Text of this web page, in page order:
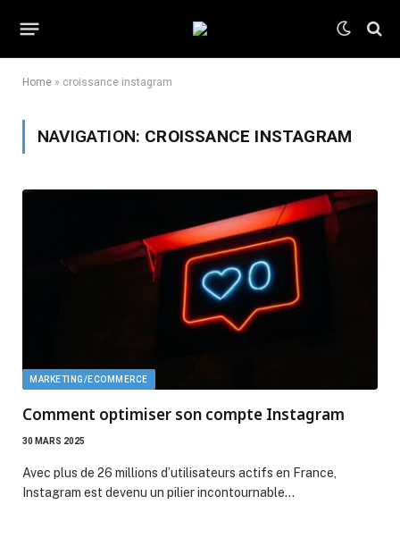
Home » croissance instagram
NAVIGATION: CROISSANCE INSTAGRAM
MARKETING/ECOMMERCE
Comment optimiser son compte Instagram
30 MARS 2025
Avec plus de 26 millions d’utilisateurs actifs en France,
Instagram est devenu un pilier incontournable…